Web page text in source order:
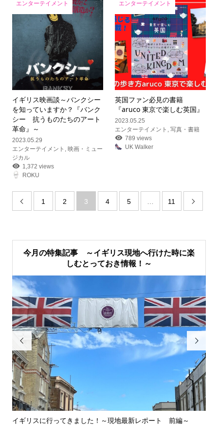
エンターテイメント
イギリス映画談～バンクシー
を知っていますか？『バンク
シー 抗うものたちのアート
革命』～
2023.05.29
エンターテイメント , 映画・ミュー
ジカル
1,372 views
ROKU
エンターテイメント
英国ファン必見の書籍
『aruco 東京で楽しむ英国』
2023.05.25
エンターテイメント ,写真・書籍
789 views
UK Walker
 1 2 3 4 5 … 11 
今月の特集記事 ～イギリス現地へ行けた時に楽
しむとっておき情報！～

イギリスに行ってきました！～現地最新レポート 前編～
